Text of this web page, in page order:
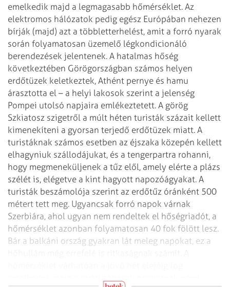
emelkedik majd a legmagasabb hőmérséklet. Az
elektromos hálózatok pedig egész Európában nehezen
bírják (majd) azt a többletterhelést, amit a forró nyarak
során folyamatosan üzemelő légkondicionáló
berendezések jelentenek. A hatalmas hőség
következtében Görögországban számos helyen
erdőtüzek keletkeztek, Athént pernye és hamu
árasztotta el – a helyi lakosok szerint a jelenség
Pompei utolsó napjaira emlékeztetett. A görög
Szkiatosz szigetről a múlt héten turisták százait kellett
kimenekíteni a gyorsan terjedő erdőtüzek miatt. A
turistáknak számos esetben az éjszaka közepén kellett
elhagyniuk szállodájukat, és a tengerpartra rohanni,
hogy megmeneküljenek a tűz elől, amely elérte a plázs
szélét is, elégetve a kint hagyott napozóágyakat. A
turisták beszámolója szerint az erdőtűz óránként 500
métert tett meg. Ugyancsak forró napok várnak
Szerbiára, ahol ugyan nem rendeltek el hőségriadót, a
hőmérséklet azonban folyamatosan 40 fok fölött lesz.
Bár a balkáni ország gyakran lát meleg napokat, ez a